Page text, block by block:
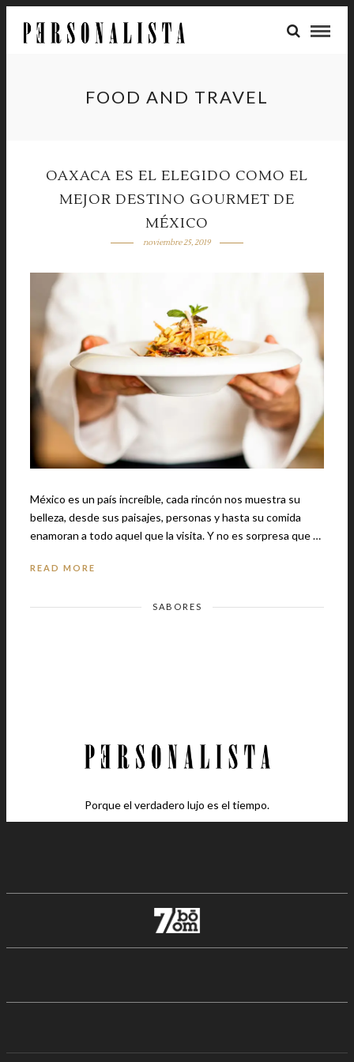
FOOD AND TRAVEL
OAXACA ES EL ELEGIDO COMO EL
MEJOR DESTINO GOURMET DE
MÉXICO
noviembre 25, 2019
México es un país increíble, cada rincón nos muestra su
belleza, desde sus paisajes, personas y hasta su comida
enamoran a todo aquel que la visita. Y no es sorpresa que …
READ MORE
SABORES
Porque el verdadero lujo es el tiempo.